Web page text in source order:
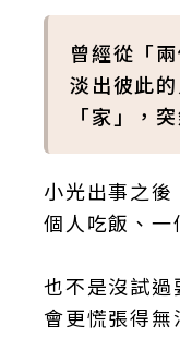
曾經從「
淡出彼此
「家」，
小光出事之
個人吃飯、一
也不是沒試
會更慌張得無